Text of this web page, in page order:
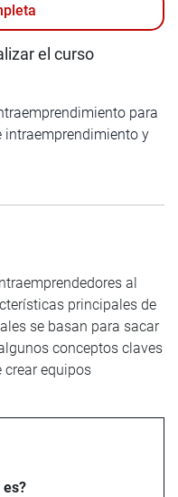
el curso
para
intraemprendimiento y
al
principales de
se basan para sacar
conceptos claves
crear equipos